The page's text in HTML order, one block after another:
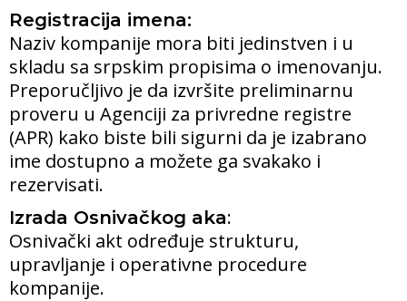
Registracija imena:
Naziv kompanije mora biti jedinstven i u
skladu sa srpskim propisima o imenovanju.
Preporučljivo je da izvršite preliminarnu
proveru u Agenciji za privredne registre
(APR) kako biste bili sigurni da je izabrano
ime dostupno a možete ga svakako i
rezervisati.
Izrada Osnivačkog aka:
Osnivački akt određuje strukturu,
upravljanje i operativne procedure
kompanije.